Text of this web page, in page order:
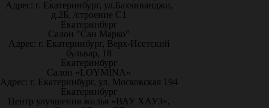
Адрес: г. Екатеринбург, ул.Бахчиванджи,
д.2Б, /строение С1
Екатеринбург
Салон "Сан Марко"
Адрес: г. Екатеринбург, Верх-Исетский
бульвар, 18
Екатеринбург
Салон «LOYMINA»
Адрес: г. Екатеринбург, ул. Московская 194
Екатеринбург
Центр улучшения жилья «ВАУ ХАУЗ»,